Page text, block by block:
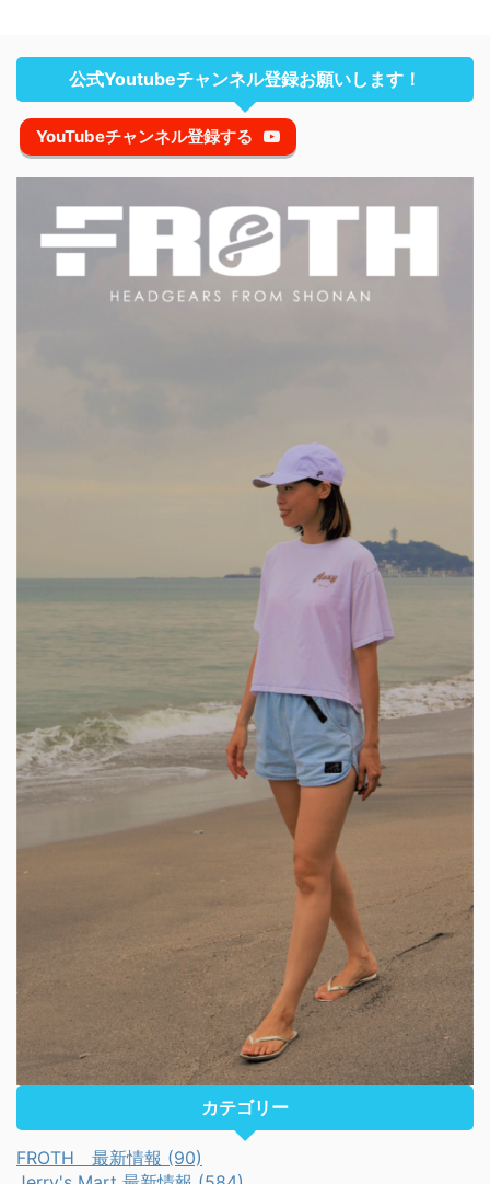
公式Youtubeチャンネル登録お願いします！
YouTubeチャンネル登録する
カテゴリー
FROTH 最新情報 (90)